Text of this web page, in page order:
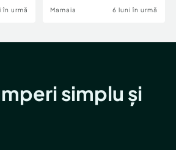
în urmă Mamaia 6 luni în urmă
simplu și